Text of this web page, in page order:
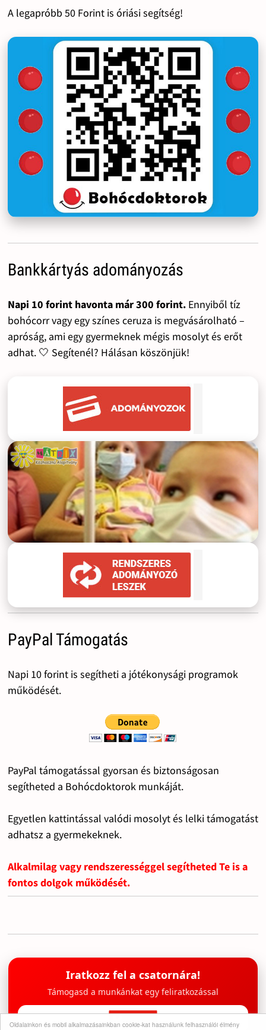
Oldalainkon és mobil alkalmazásainkban cookie-kat használunk felhasználói élmény
A legapróbb 50 Forint is óriási segítség!
Bankkártyás adományozás
Napi 10 forint havonta már 300 forint.Ennyiből tíz
bohócorr vagy egy színes ceruza is megvásárolható –
apróság, ami egy gyermeknek mégis mosolyt és erőt
adhat. 🤍 Segítenél? Hálásan köszönjük!
PayPal Támogatás
Napi 10 forint is segítheti a jótékonysági programok
működését.
PayPal támogatással gyorsan és biztonságosan
segítheted a Bohócdoktorok munkáját.
Egyetlen kattintással valódi mosolyt és lelki támogatást
adhatsz a gyermekeknek.
Alkalmilag vagy rendszerességgel segítheted Te is a
fontos dolgok működését.
Iratkozz fel a csatornára!
Támogasd a munkánkat egy feliratkozással